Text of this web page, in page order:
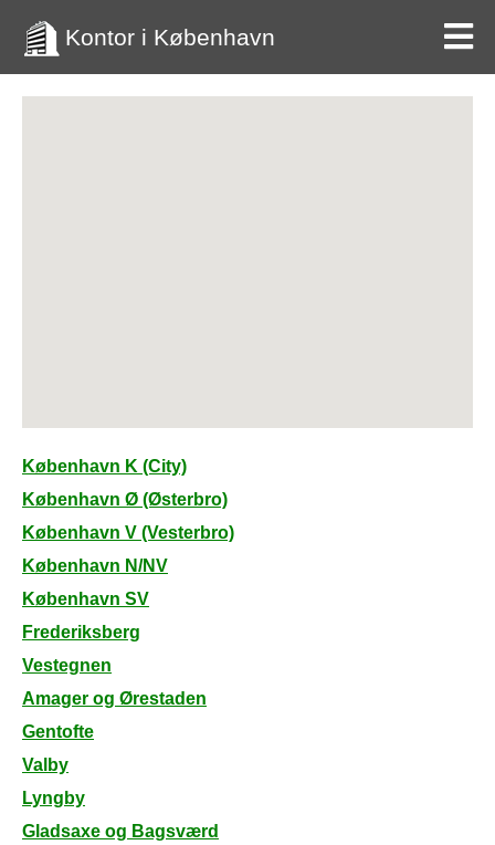
Kontor i København
København K (City)
København Ø (Østerbro)
København V (Vesterbro)
København N/NV
København SV
Frederiksberg
Vestegnen
Amager og Ørestaden
Gentofte
Valby
Lyngby
Gladsaxe og Bagsværd